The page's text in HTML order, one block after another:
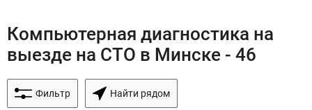
Компьютерная диагностика на
выезде на СТО в Минске - 46
Фильтр Найти рядом